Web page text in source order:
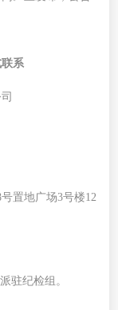
系
号置地广场3号楼12
驻纪检组。